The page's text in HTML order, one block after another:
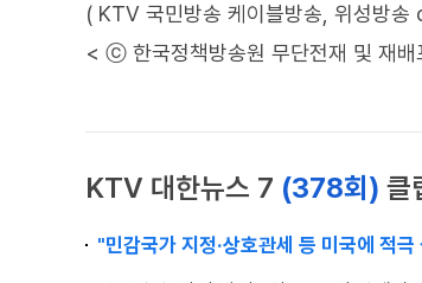
( KTV 국민방송 케이블방송, 위성방송
< ⓒ 한국정책방송원 무단전재 및 재배
KTV 대한뉴스 7 (378회) 클
"민감국가 지정·상호관세 등 미국에 적극